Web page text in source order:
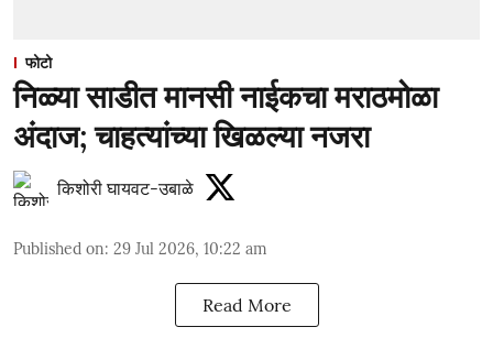
फोटो
निळ्या साडीत मानसी नाईकचा मराठमोळा
अंदाज; चाहत्यांच्या खिळल्या नजरा
किशोरी घायवट-उबाळे
Published on: 29 Jul 2026, 10:22 am
Read More